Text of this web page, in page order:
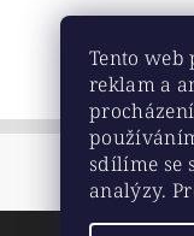
Tento
reklam a
sdílíme se
analýzy.